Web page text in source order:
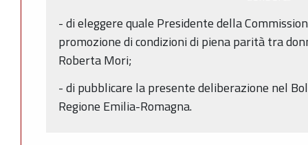
- di eleggere quale Presidente della
promozione di condizioni di piena parità tra
Roberta Mori;
- di pubblicare la presente deliberazione nel
Regione Emilia-Romagna.